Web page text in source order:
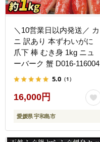
＼10営業日以内発送／ カ
ニ 訳あり 本ずわいがに
爪下 棒 むき身 1kg ニュ
ーバーク 蟹 D016-116004
5.0 （1）
16,000円
愛媛県 宇和島市